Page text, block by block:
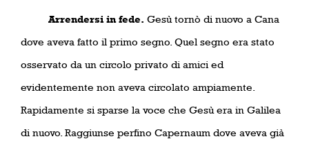
Arrendersi in fede. Gesù tornò di nuovo a Cana
dove aveva fatto il primo segno. Quel segno era stato
osservato da un circolo privato di amici ed
evidentemente non aveva circolato ampiamente.
Rapidamente si sparse la voce che Gesù era in Galilea
di nuovo. Raggiunse perfino Capernaum dove aveva già